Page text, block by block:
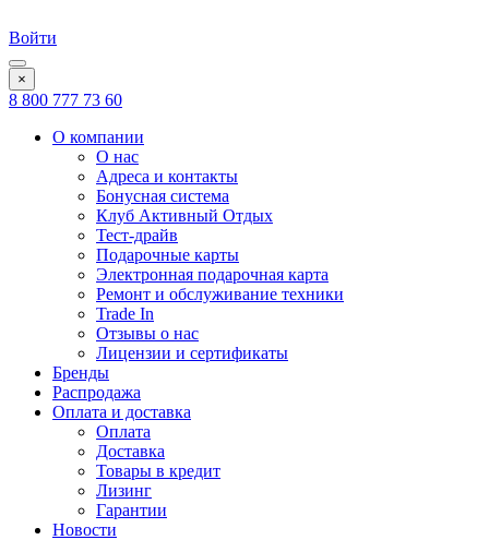
Войти
×
8 800 777 73 60
О компании
О нас
Адреса и контакты
Бонусная система
Клуб Активный Отдых
Тест-драйв
Подарочные карты
Электронная подарочная карта
Ремонт и обслуживание техники
Trade In
Отзывы о нас
Лицензии и сертификаты
Бренды
Распродажа
Оплата и доставка
Оплата
Доставка
Товары в кредит
Лизинг
Гарантии
Новости